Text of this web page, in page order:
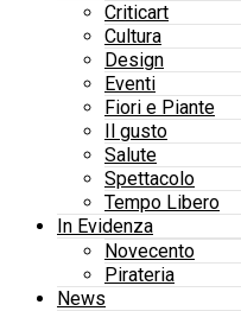
Criticart
Cultura
Design
Eventi
Fiori e Piante
Il gusto
Salute
Spettacolo
Tempo Libero
In Evidenza
Novecento
Pirateria
News